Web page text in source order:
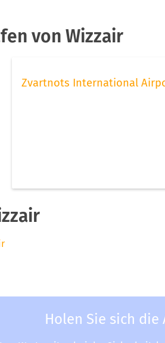
von Wizzair
Zvartnots International
Holen Sie sich die